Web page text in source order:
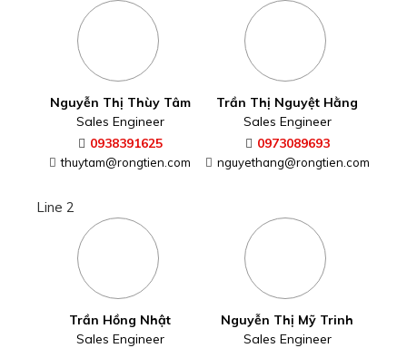
Nguyễn Thị Thùy Tâm
Sales Engineer
0938391625
thuytam@rongtien.com
Trần Thị Nguyệt Hằng
Sales Engineer
0973089693
nguyethang@rongtien.com
Line 2
Trần Hồng Nhật
Sales Engineer
Nguyễn Thị Mỹ Trinh
Sales Engineer